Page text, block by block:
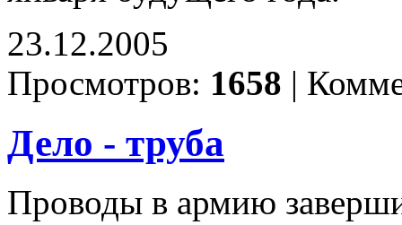
23.12.2005
Просмотров: 1658 |
Дело - труба
Проводы в армию